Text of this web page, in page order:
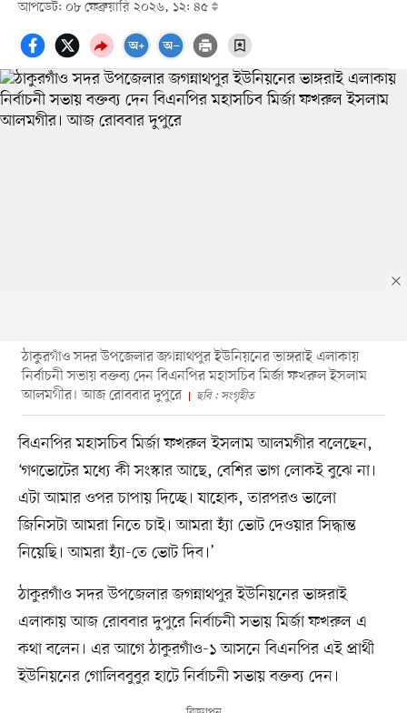
আপডেট: ০৮ ফেব্রুয়ারি ২০২৬, ১২: ৪৫
ঠাকুরগাঁও সদর উপজেলার জগন্নাথপুর ইউনিয়নের ভাঙ্গরাই এলাকায়
নির্বাচনী সভায় বক্তব্য দেন বিএনপির মহাসচিব মির্জা ফখরুল ইসলাম
আলমগীর। আজ রোববার দুপুরে
ছবি : সংগৃহীত
বিএনপির মহাসচিব মির্জা ফখরুল ইসলাম আলমগীর বলেছেন,
‘গণভোটের মধ্যে কী সংস্কার আছে, বেশির ভাগ লোকই বুঝে না।
এটা আমার ওপর চাপায় দিচ্ছে। যাহোক, তারপরও ভালো
জিনিসটা আমরা নিতে চাই। আমরা হ্যাঁ ভোট দেওয়ার সিদ্ধান্ত
নিয়েছি। আমরা হ্যাঁ-তে ভোট দিব।’
ঠাকুরগাঁও সদর উপজেলার জগন্নাথপুর ইউনিয়নের ভাঙ্গরাই
এলাকায় আজ রোববার দুপুরে নির্বাচনী সভায় মির্জা ফখরুল এ
কথা বলেন। এর আগে ঠাকুরগাঁও-১ আসনে বিএনপির এই প্রার্থী
ইউনিয়নের গোলিববুবুর হাটে নির্বাচনী সভায় বক্তব্য দেন।